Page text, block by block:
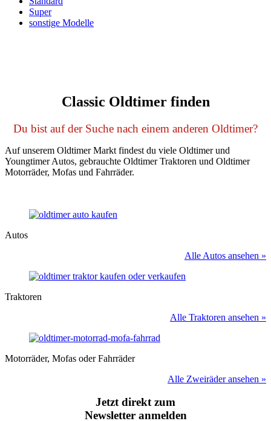
Super
sonstige Modelle
Classic Oldtimer finden
Du bist auf der Suche nach einem anderen Oldtimer?
Auf unserem Oldtimer Markt findest du viele Oldtimer und
Youngtimer Autos, gebrauchte Oldtimer Traktoren und Oldtimer
Motorräder, Mofas und Fahrräder.
Autos
Alle Autos ansehen »
Traktoren
Alle Traktoren ansehen »
Motorräder, Mofas oder Fahrräder
Alle Zweiräder ansehen »
Jetzt direkt zum
Newsletter anmelden